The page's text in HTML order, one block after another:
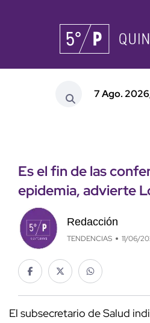
7 Ago.
Es el fin de las
epidemia, advierte
Redacción
TENDENCIAS 11/06/
El subsecretario de Salud